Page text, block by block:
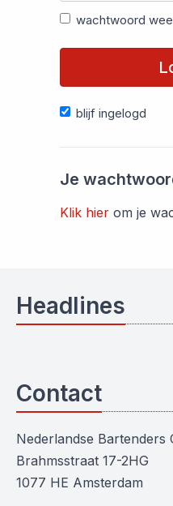
wachtwoord
blijf ingelogd
Je
Klik hier om je
Headlines
Contact
Nederlandse Bartenders
Brahmsstraat 17-2HG
1077 HE Amsterdam